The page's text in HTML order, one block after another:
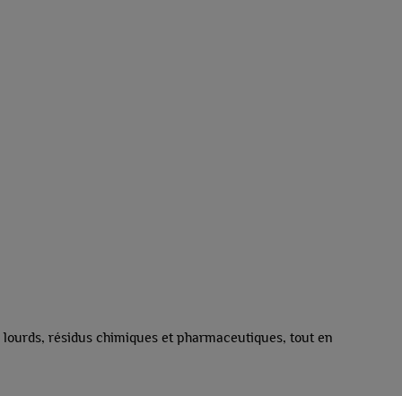
résidus chimiques et pharmaceutiques, tout en